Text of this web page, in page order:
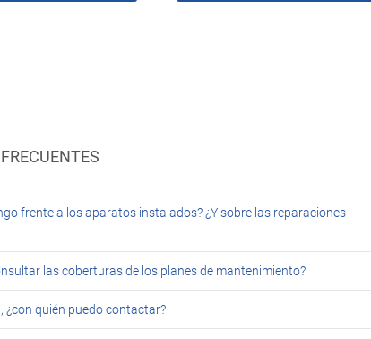
frente a los aparatos instalados? ¿Y sobre las reparaciones
las coberturas de los planes de mantenimiento?
¿con quién puedo contactar?